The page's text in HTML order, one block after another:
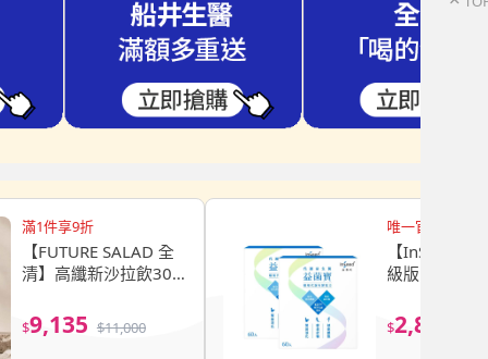
滿1件享9折
【FUTURE SALAD 全
清】高纖新沙拉飲30
盒)
$9,135 $11,000
唯一官方授權
【InSeed益
級版 K21代
盒)
$2,856